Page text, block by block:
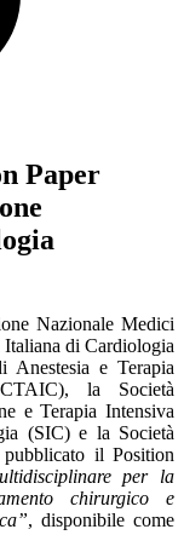
Paper
Nazionale Medici
di Cardiologia
Anestesia e Terapia
la Società
e Terapia Intensiva
(SIC) e la Società
il Position
per la
chirurgico e
, disponibile come